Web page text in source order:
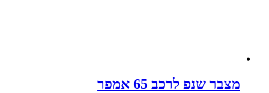
מצבר שנפ לרכב 65 אמפר